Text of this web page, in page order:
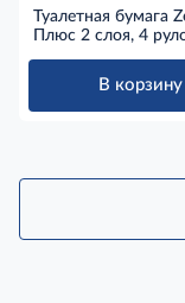
Туалетная бумага
Плюс 2 слоя, 4
В корзину